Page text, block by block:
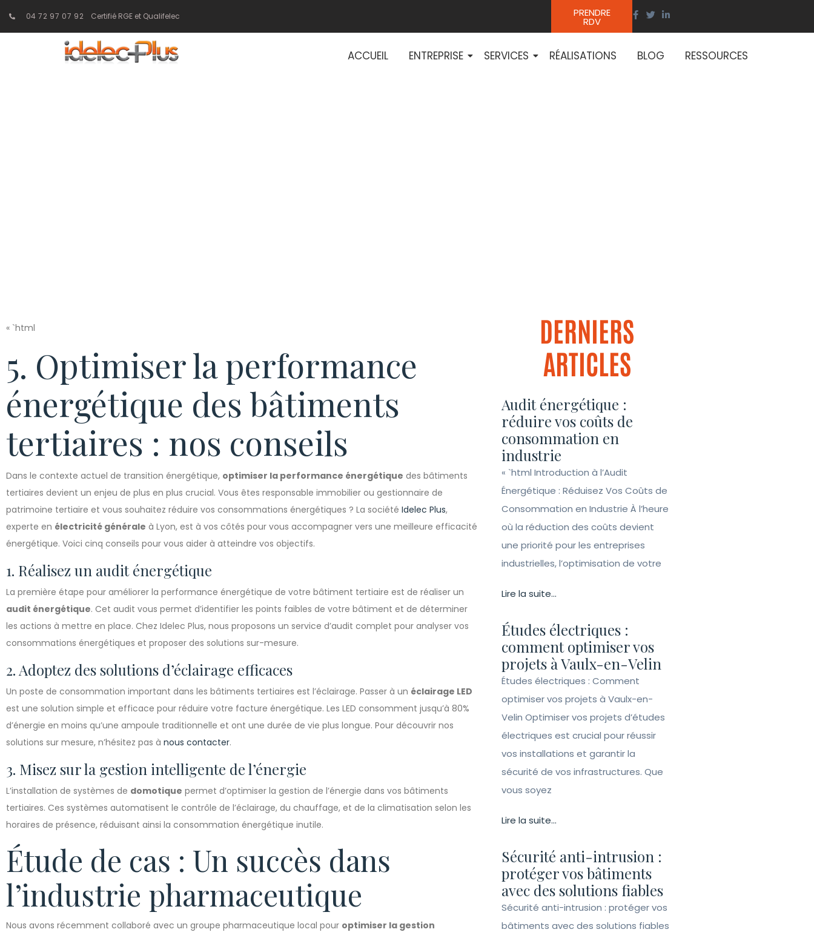
04 72 97 07 92 Certifié RGE et Qualifelec PRENDRE
RDV
ACCUEIL ENTREPRISE SERVICES RÉALISATIONS BLOG RESSOURCES
« `html
5. Optimiser la performance
énergétique des bâtiments
tertiaires : nos conseils
Dans le contexte actuel de transition énergétique, optimiser la performance énergétique des bâtiments
tertiaires devient un enjeu de plus en plus crucial. Vous êtes responsable immobilier ou gestionnaire de
patrimoine tertiaire et vous souhaitez réduire vos consommations énergétiques ? La société Idelec Plus,
experte en électricité générale à Lyon, est à vos côtés pour vous accompagner vers une meilleure efficacité
énergétique. Voici cinq conseils pour vous aider à atteindre vos objectifs.
1. Réalisez un audit énergétique
La première étape pour améliorer la performance énergétique de votre bâtiment tertiaire est de réaliser un
audit énergétique. Cet audit vous permet d’identifier les points faibles de votre bâtiment et de déterminer
les actions à mettre en place. Chez Idelec Plus, nous proposons un service d’audit complet pour analyser vos
consommations énergétiques et proposer des solutions sur-mesure.
2. Adoptez des solutions d’éclairage efficaces
Un poste de consommation important dans les bâtiments tertiaires est l’éclairage. Passer à un éclairage LED
est une solution simple et efficace pour réduire votre facture énergétique. Les LED consomment jusqu’à 80%
d’énergie en moins qu’une ampoule traditionnelle et ont une durée de vie plus longue. Pour découvrir nos
solutions sur mesure, n’hésitez pas à nous contacter.
3. Misez sur la gestion intelligente de l’énergie
L’installation de systèmes de domotique permet d’optimiser la gestion de l’énergie dans vos bâtiments
tertiaires. Ces systèmes automatisent le contrôle de l’éclairage, du chauffage, et de la climatisation selon les
horaires de présence, réduisant ainsi la consommation énergétique inutile.
Étude de cas : Un succès dans
l’industrie pharmaceutique
Nous avons récemment collaboré avec un groupe pharmaceutique local pour optimiser la gestion
DERNIERS
ARTICLES
Audit énergétique :
réduire vos coûts de
consommation en
industrie
« `html Introduction à l’Audit
Énergétique : Réduisez Vos Coûts de
Consommation en Industrie À l’heure
où la réduction des coûts devient
une priorité pour les entreprises
industrielles, l’optimisation de votre
Lire la suite...
Études électriques :
comment optimiser vos
projets à Vaulx-en-Velin
Études électriques : Comment
optimiser vos projets à Vaulx-en-
Velin Optimiser vos projets d’études
électriques est crucial pour réussir
vos installations et garantir la
sécurité de vos infrastructures. Que
vous soyez
Lire la suite...
Sécurité anti-intrusion :
protéger vos bâtiments
avec des solutions fiables
Sécurité anti-intrusion : protéger vos
bâtiments avec des solutions fiables